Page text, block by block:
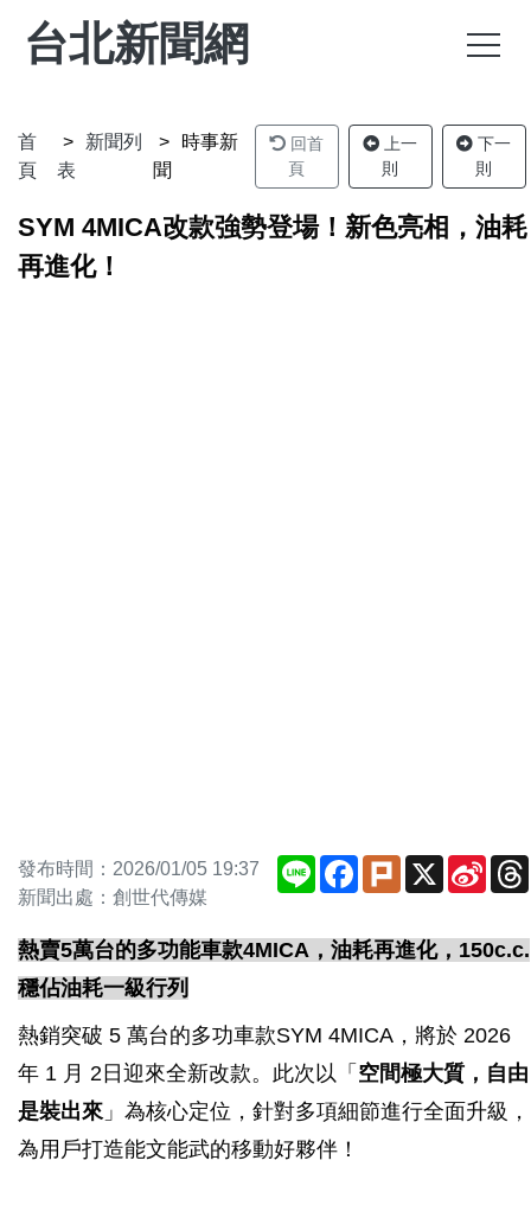
台北新聞網
首
頁
新聞列
表
時事新
聞
回首
頁
上一
則
下一
則
SYM 4MICA改款強勢登場！新色亮相，油耗
再進化！
發布時間：2026/01/05 19:37
新聞出處：創世代傳媒
Line Facebook
Plurk X
Sina
熱賣5萬台的多功能車款4MICA，油耗再進化，150c.c.
穩佔油耗一級行列
熱銷突破 5 萬台的多功車款SYM 4MICA，將於 2026
年 1 月 2日迎來全新改款。此次以「 空間極大質，自由
是裝出來」為核心定位，針對多項細節進行全面升級，
為用戶打造能文能武的移動好夥伴！